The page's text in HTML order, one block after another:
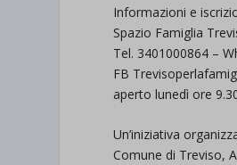
Informazioni e
Spazio Famiglia
Tel. 3401000864 –
FB
aperto lunedì ore
Un’iniziativa
Comune di Treviso,